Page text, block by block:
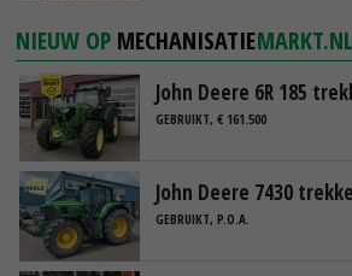
NIEUW OP MECHANISATIEMARKT.NL
John Deere 6R 185
GEBRUIKT, € 161.500
John Deere 7430
GEBRUIKT, P.O.A.